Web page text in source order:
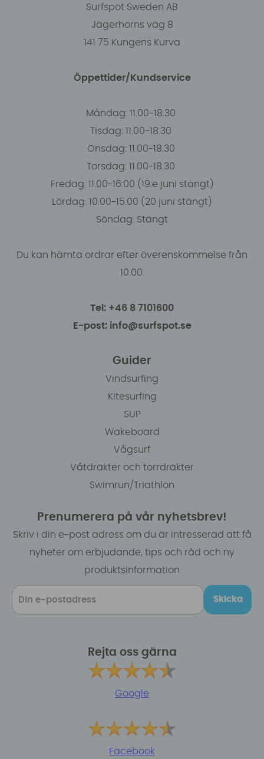
Surfspot Sweden AB
Jägerhorns väg 8
141 75 Kungens Kurva
Öppettider/Kundservice
Måndag: 11.00-18.30
Tisdag: 11.00-18.30
Onsdag: 11.00-18.30
Torsdag: 11.00-18.30
Fredag: 11.00-16:00 (19:e juni stängt)
Lördag: 10.00-15.00 (20 juni stängt)
Söndag: Stängt
Du kan hämta ordrar efter överenskommelse från
10.00.
Tel: +46 8 7101600
E-post: info@surfspot.se
Guider
Vindsurfing
Kitesurfing
SUP
Wakeboard
Vågsurf
Våtdräkter och torrdräkter
Swimrun/Triathlon
Prenumerera på vår nyhetsbrev!
Skriv i din e-post adress om du är intresserad att få
nyheter om erbjudande, tips och råd och ny
produktsinformation
Skicka
Rejta oss gärna
Google
Facebook